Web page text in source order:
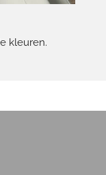
kleuren.